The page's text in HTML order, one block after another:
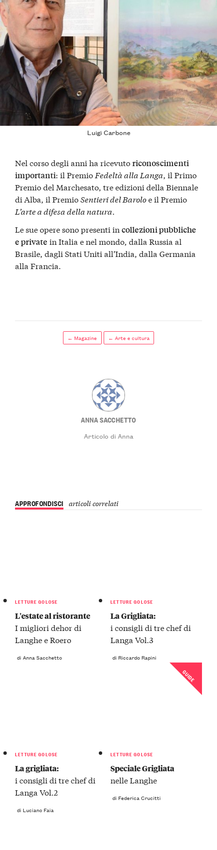
Luigi Carbone
Nel corso degli anni ha ricevutoriconoscimenti
importanti: il Premio Fedeltà alla Langa, il Primo
Premio del Marchesato, tre edizioni della Biennale
di Alba, il PremioSentieri del Baroloe il Premio
L’arte a difesa della natura.
Le sue opere sono presenti incollezioni pubbliche
e private in Italia e nel mondo, dalla Russia al
Brasile, dagli Stati Uniti all’India, dalla Germania
alla Francia.
← Magazine ← Arte e cultura
ANNA SACCHETTO
Articolo di Anna
APPROFONDISCI articoli correlati
LETTURE GOLOSE
L'estate al ristorante
I migliori dehor di
Langhe e Roero
di Anna Sacchetto
LETTURE GOLOSE
La Grigliata:
i consigli di tre chef di
Langa Vol.3
di Riccardo Rapini
LETTURE GOLOSE
La grigliata:
i consigli di tre chef di
Langa Vol.2
di Luciano Faia
GUIDE
LETTURE GOLOSE
Speciale Grigliata
nelle Langhe
di Federica Crucitti